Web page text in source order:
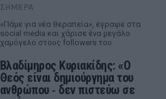
ΣΉΜΕΡΑ
«Πάμε για νέα θεραπεία», έγραψε στα
social media και χάρισε ένα μεγάλο
χαμόγελο στους followers του
Βλαδίμηρος Κυριακίδης: «Ο
Θεός είναι δημιούργημα του
ανθρώπου ‑ δεν πιστεύω σε